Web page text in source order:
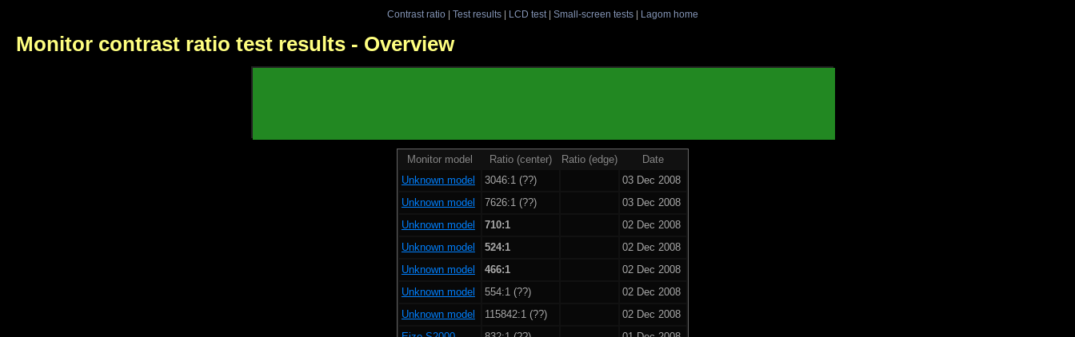
Contrast ratio| Test results| LCD test| Small-screen tests| Lagom home
Monitor contrast ratio test results - Overview
Monitor model Ratio (center) Ratio (edge)
Date
Unknown model
3046:1 (??)
03 Dec 2008
Unknown model
7626:1 (??)
03 Dec 2008
Unknown model
710:1
02 Dec 2008
Unknown model
524:1
02 Dec 2008
Unknown model
466:1
02 Dec 2008
Unknown model
554:1 (??)
02 Dec 2008
Unknown model
115842:1 (??)
02 Dec 2008